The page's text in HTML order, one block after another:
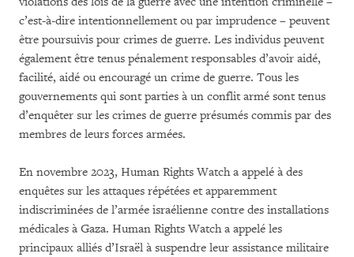
c’est-à-dire intentionnellement ou par imprudence – peuvent
être poursuivis pour crimes de guerre. Les individus peuvent
également être tenus pénalement responsables d’avoir aidé,
facilité, aidé ou encouragé un crime de guerre. Tous les
gouvernements qui sont parties à un conflit armé sont tenus
d’enquêter sur les crimes de guerre présumés commis par des
membres de leurs forces armées.
En novembre 2023, Human Rights Watch a appelé à des
enquêtes sur les attaques répétées et apparemment
indiscriminées de l’armée israélienne contre des installations
médicales à Gaza. Human Rights Watch a appelé les
principaux alliés d’Israël à suspendre leur assistance militaire